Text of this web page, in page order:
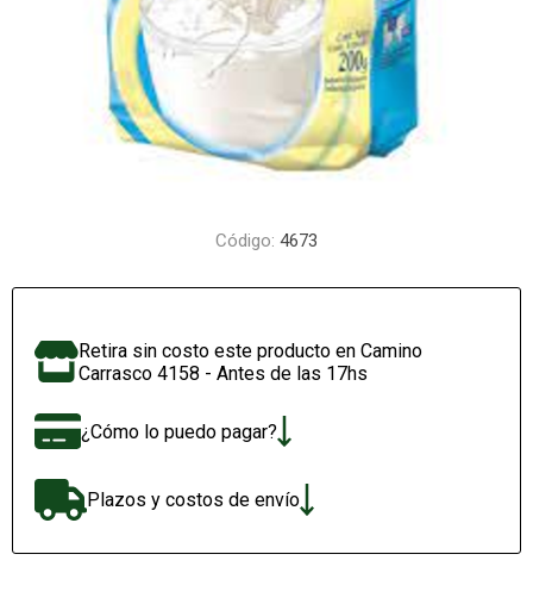
Código: 4673
Retira sin costo este producto en Camino
Carrasco 4158 - Antes de las 17hs
¿Cómo lo puedo pagar?
Plazos y costos de envío